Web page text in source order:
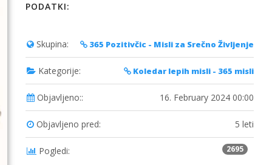
PODATKI:
Skupina: 365 Pozitivčic - Misli za Srečno Življenje
Kategorije: Koledar lepih misli - 365 misli
Objavljeno:: 16. February 2024 00:00
Objavljeno pred: 5 leti
Pogledi: 2695